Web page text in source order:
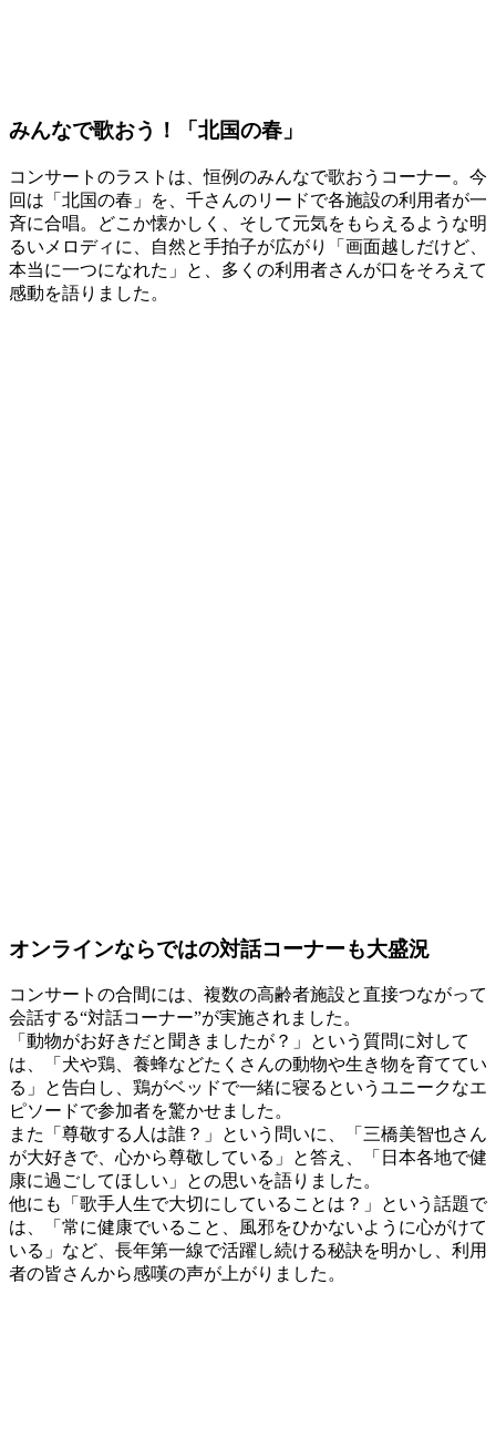
みんなで歌おう！「北国の春」
コンサートのラストは、恒例のみんなで歌おうコーナー。今
回は「北国の春」を、千さんのリードで各施設の利用者が一
斉に合唱。どこか懐かしく、そして元気をもらえるような明
るいメロディに、自然と手拍子が広がり「画面越しだけど、
本当に一つになれた」と、多くの利用者さんが口をそろえて
感動を語りました。
オンラインならではの対話コーナーも大盛況
コンサートの合間には、複数の高齢者施設と直接つながって
会話する“対話コーナー”が実施されました。
「動物がお好きだと聞きましたが？」という質問に対して
は、「犬や鶏、養蜂などたくさんの動物や生き物を育ててい
る」と告白し、鶏がベッドで一緒に寝るというユニークなエ
ピソードで参加者を驚かせました。
また「尊敬する人は誰？」という問いに、「三橋美智也さん
が大好きで、心から尊敬している」と答え、「日本各地で健
康に過ごしてほしい」との思いを語りました。
他にも「歌手人生で大切にしていることは？」という話題で
は、「常に健康でいること、風邪をひかないように心がけて
いる」など、長年第一線で活躍し続ける秘訣を明かし、利用
者の皆さんから感嘆の声が上がりました。